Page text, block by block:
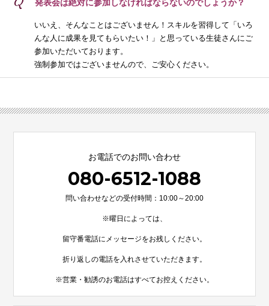
発表会は絶対に参加しなければならないのでしょうか？
いいえ、そんなことはございません！スキルを習得して「いろ
んな人に成果を見てもらいたい！」と思っている生徒さんにご
参加いただいております。
強制参加ではございませんので、ご安心ください。
お電話でのお問い合わせ
080-6512-1088
問い合わせなどの受付時間：10:00～20:00
※曜日によっては、
留守番電話にメッセージをお残しください。
折り返しの電話を入れさせていただきます。
※営業・勧誘のお電話はすべてお控えください。